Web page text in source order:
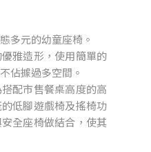
多元的幼童座椅。
雅造形，使用簡單的
佔據過多空間。
配市售餐桌高度的高
低腳遊戲椅及搖椅功
全座椅做結合，使其